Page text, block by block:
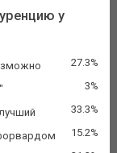
у
27.3%
3%
33.3%
15.2%